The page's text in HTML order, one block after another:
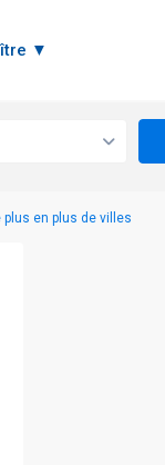
▼
en plus de villes